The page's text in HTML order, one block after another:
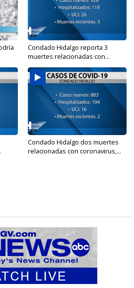
Condado Hidalgo reporta 3
muertes relacionadas con...
Condado Hidalgo dos muertes
relacionadas con coronavirus,...